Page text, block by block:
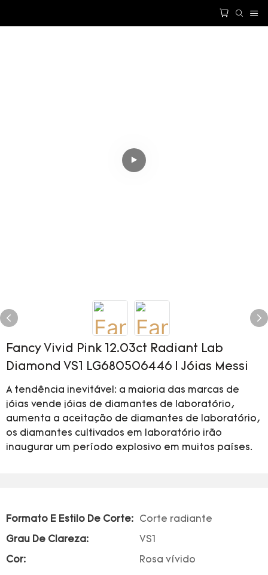
Fancy Vivid Pink 12.03ct Radiant Lab
Diamond VS1 LG680506446 | Jóias Messi
A tendência inevitável: a maioria das marcas de
jóias vende jóias de diamantes de laboratório,
aumenta a aceitação de diamantes de laboratório,
os diamantes cultivados em laboratório irão
inaugurar um período explosivo em muitos países.
Formato E Estilo De Corte: Corte radiante
Grau De Clareza: VS1
Cor: Rosa vívido